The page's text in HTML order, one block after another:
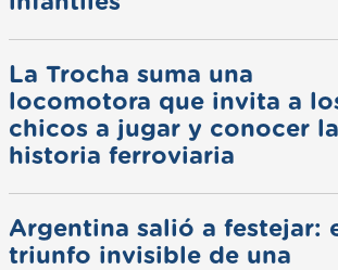
La Trocha suma una
locomotora que invita a
chicos a jugar y conocer la
historia ferroviaria
Argentina salió a festejar:
triunfo invisible de una